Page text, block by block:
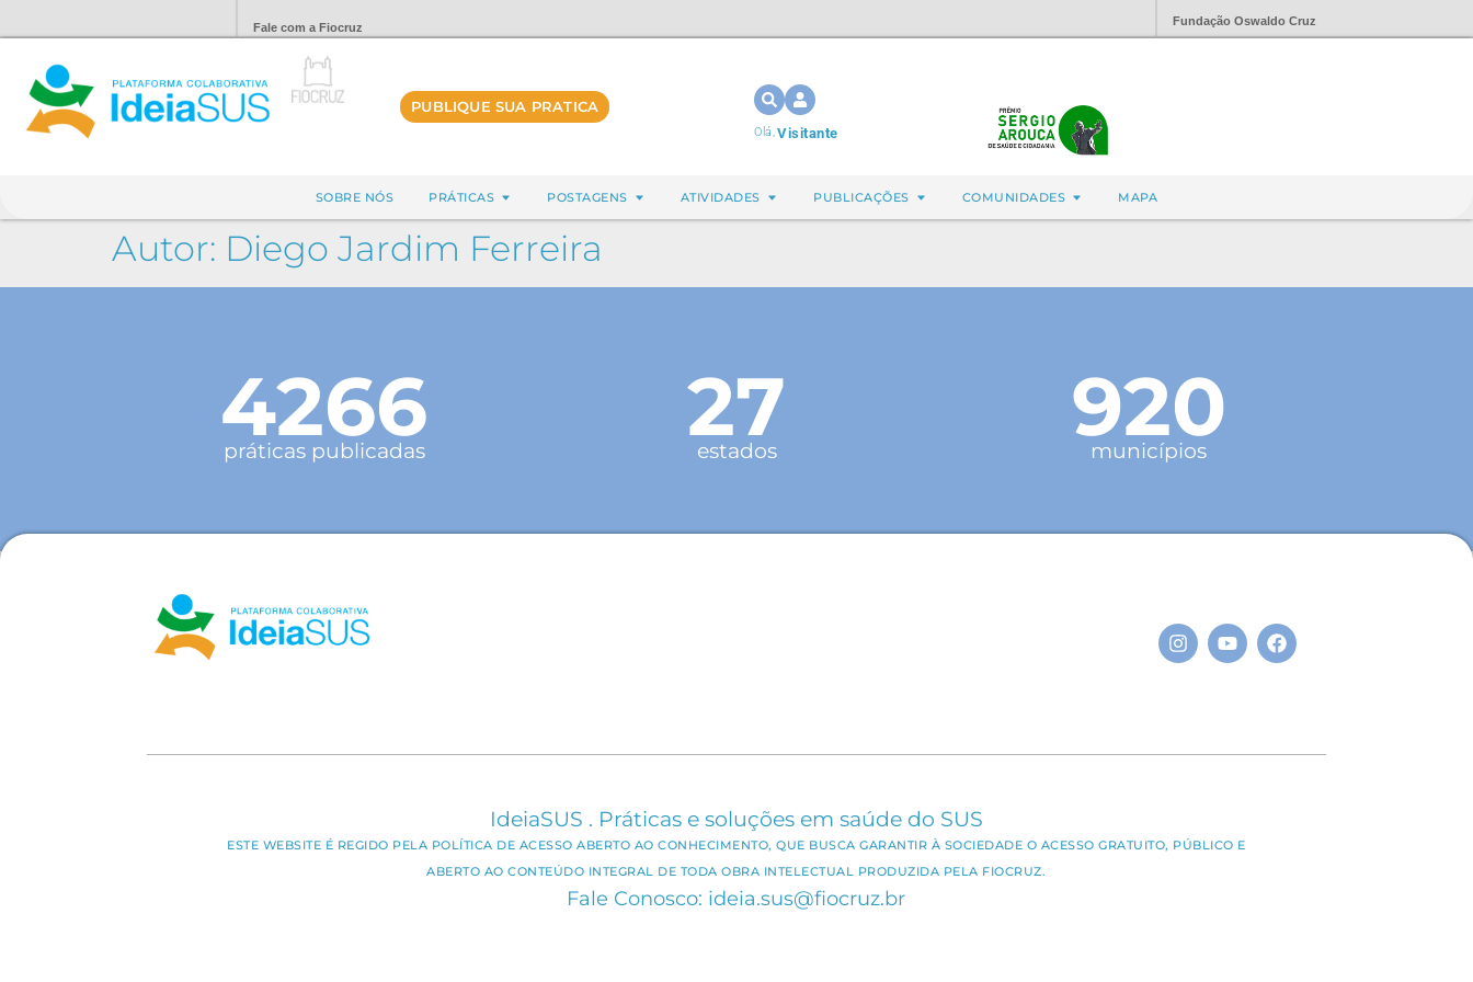
Fale com a Fiocruz Fundação Oswaldo Cruz
PUBLIQUE SUA PRATICA
Olá,Visitante
SOBRE NÓS PRÁTICAS POSTAGENS ATIVIDADES PUBLICAÇÕES COMUNIDADES MAPA
Autor: Diego Jardim Ferreira
4266
práticas publicadas 27
estados 920
municípios
IdeiaSUS . Práticas e soluções em saúde do SUS
ESTE WEBSITE É REGIDO PELA POLÍTICA DE ACESSO ABERTO AO CONHECIMENTO, QUE BUSCA GARANTIR À SOCIEDADE O ACESSO GRATUITO, PÚBLICO E
ABERTO AO CONTEÚDO INTEGRAL DE TODA OBRA INTELECTUAL PRODUZIDA PELA FIOCRUZ.
Fale Conosco: ideia.sus@fiocruz.br